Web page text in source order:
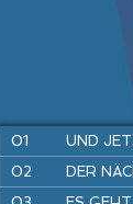
01
UND
02
DER